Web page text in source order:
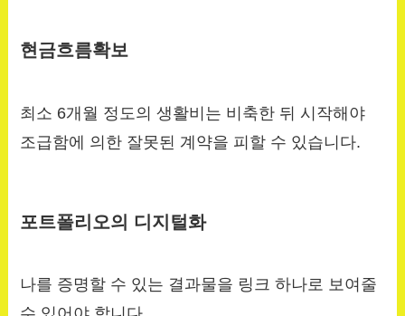
현금흐름확보
최소 6개월 정도의 생활비는 비축한 뒤 시작해야
조급함에 의한 잘못된 계약을 피할 수 있습니다.
포트폴리오의 디지털화
나를 증명할 수 있는 결과물을 링크 하나로 보여줄